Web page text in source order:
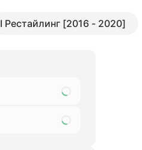
I Рестайлинг [2016 - 2020]